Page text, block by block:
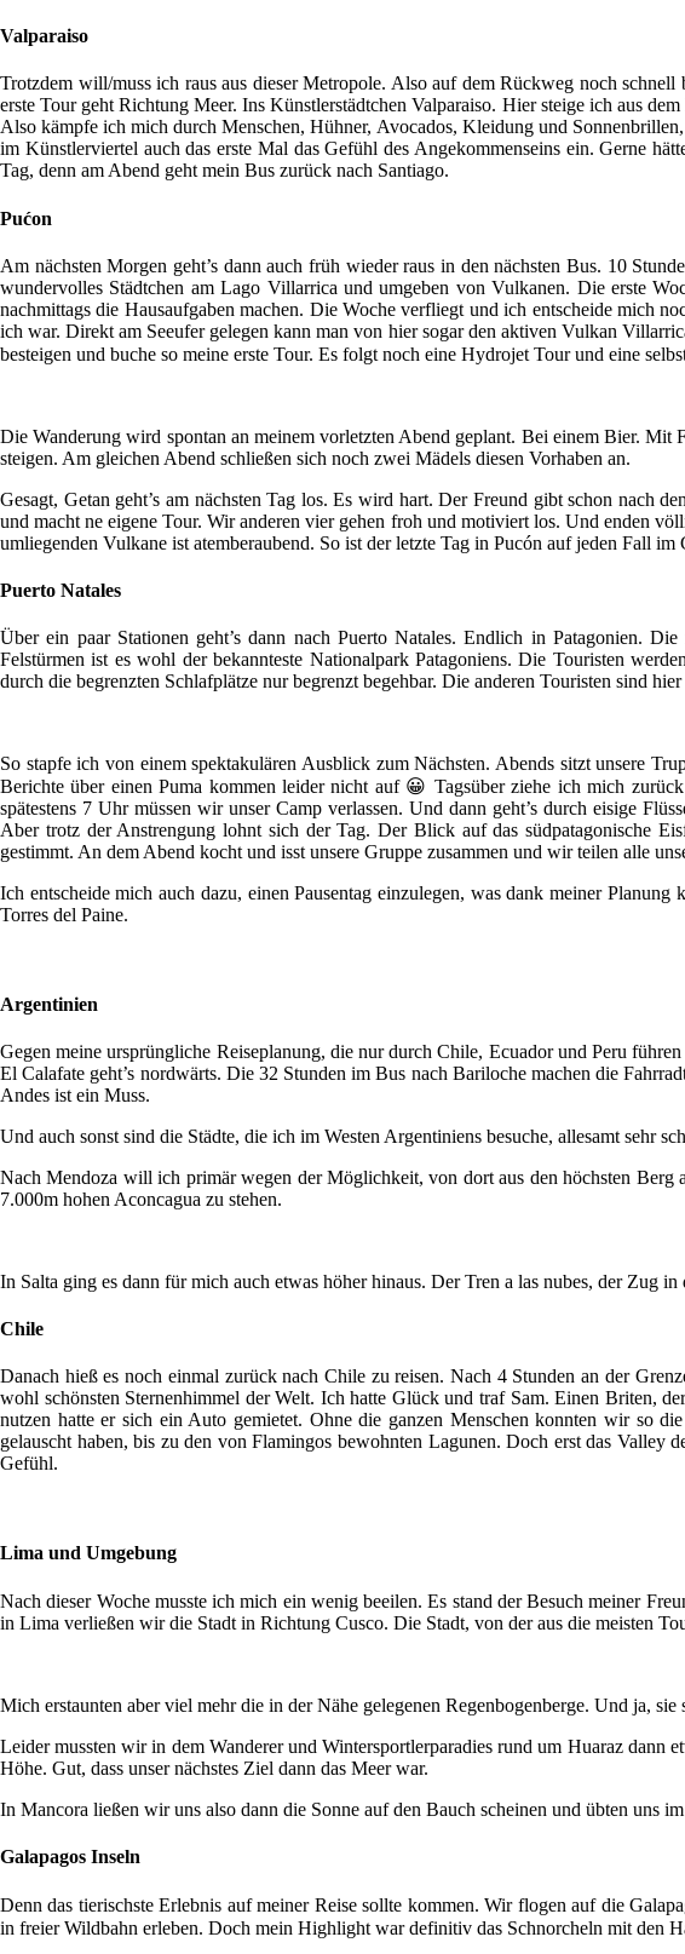
Valparaiso
Trotzdem will/muss ich raus aus dieser Metropole. Also auf dem Rückweg noch
erste Tour geht Richtung Meer. Ins Künstlerstädtchen Valparaiso. Hier steige ich aus
Also kämpfe ich mich durch Menschen, Hühner, Avocados, Kleidung und
im Künstlerviertel auch das erste Mal das Gefühl des Angekommenseins ein. Gerne
Tag, denn am Abend geht mein Bus zurück nach Santiago.
Pućon
Am nächsten Morgen geht’s dann auch früh wieder raus in den nächsten Bus. 10
wundervolles Städtchen am Lago Villarrica und umgeben von Vulkanen. Die erste
nachmittags die Hausaufgaben machen. Die Woche verfliegt und ich entscheide mich
ich war. Direkt am Seeufer gelegen kann man von hier sogar den aktiven Vulkan
besteigen und buche so meine erste Tour. Es folgt noch eine Hydrojet Tour und eine
Die Wanderung wird spontan an meinem vorletzten Abend geplant. Bei einem Bier. Mit
steigen. Am gleichen Abend schließen sich noch zwei Mädels diesen Vorhaben an.
Gesagt, Getan geht’s am nächsten Tag los. Es wird hart. Der Freund gibt schon nach
und macht ne eigene Tour. Wir anderen vier gehen froh und motiviert los. Und enden
umliegenden Vulkane ist atemberaubend. So ist der letzte Tag in Pucón auf jeden Fall im
Puerto Natales
Über ein paar Stationen geht’s dann nach Puerto Natales. Endlich in Patagonien.
Felstürmen ist es wohl der bekannteste Nationalpark Patagoniens. Die Touristen
durch die begrenzten Schlafplätze nur begrenzt begehbar. Die anderen Touristen sind
So stapfe ich von einem spektakulären Ausblick zum Nächsten. Abends sitzt unsere
Berichte über einen Puma kommen leider nicht auf 😀 Tagsüber ziehe ich mich
spätestens 7 Uhr müssen wir unser Camp verlassen. Und dann geht’s durch eisige
Aber trotz der Anstrengung lohnt sich der Tag. Der Blick auf das südpatagonische
gestimmt. An dem Abend kocht und isst unsere Gruppe zusammen und wir teilen alle
Ich entscheide mich auch dazu, einen Pausentag einzulegen, was dank meiner
Torres del Paine.
Argentinien
Gegen meine ursprüngliche Reiseplanung, die nur durch Chile, Ecuador und Peru
El Calafate geht’s nordwärts. Die 32 Stunden im Bus nach Bariloche machen die
Andes ist ein Muss.
Und auch sonst sind die Städte, die ich im Westen Argentiniens besuche, allesamt sehr
Nach Mendoza will ich primär wegen der Möglichkeit, von dort aus den höchsten
7.000m hohen Aconcagua zu stehen.
In Salta ging es dann für mich auch etwas höher hinaus. Der Tren a las nubes, der Zug
Chile
Danach hieß es noch einmal zurück nach Chile zu reisen. Nach 4 Stunden an der
wohl schönsten Sternenhimmel der Welt. Ich hatte Glück und traf Sam. Einen Briten,
nutzen hatte er sich ein Auto gemietet. Ohne die ganzen Menschen konnten wir so
gelauscht haben, bis zu den von Flamingos bewohnten Lagunen. Doch erst das
Gefühl.
Lima und Umgebung
Nach dieser Woche musste ich mich ein wenig beeilen. Es stand der Besuch meiner
in Lima verließen wir die Stadt in Richtung Cusco. Die Stadt, von der aus die meisten
Mich erstaunten aber viel mehr die in der Nähe gelegenen Regenbogenberge. Und ja,
Leider mussten wir in dem Wanderer und Wintersportlerparadies rund um Huaraz dann
Höhe. Gut, dass unser nächstes Ziel dann das Meer war.
In Mancora ließen wir uns also dann die Sonne auf den Bauch scheinen und übten uns
Galapagos Inseln
Denn das tierischste Erlebnis auf meiner Reise sollte kommen. Wir flogen auf die
in freier Wildbahn erleben. Doch mein Highlight war definitiv das Schnorcheln mit den